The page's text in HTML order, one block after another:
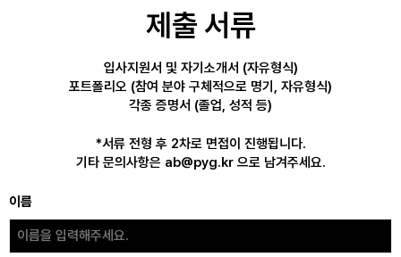
제출 서류
입사지원서 및 자기소개서 (자유형식)
포트폴리오 (참여 분야 구체적으로 명기, 자유형식)
각종 증명서 (졸업, 성적 등)
*서류 전형 후 2차로 면접이 진행됩니다.
기타 문의사항은 ab@pyg.kr 으로 남겨주세요.
이름